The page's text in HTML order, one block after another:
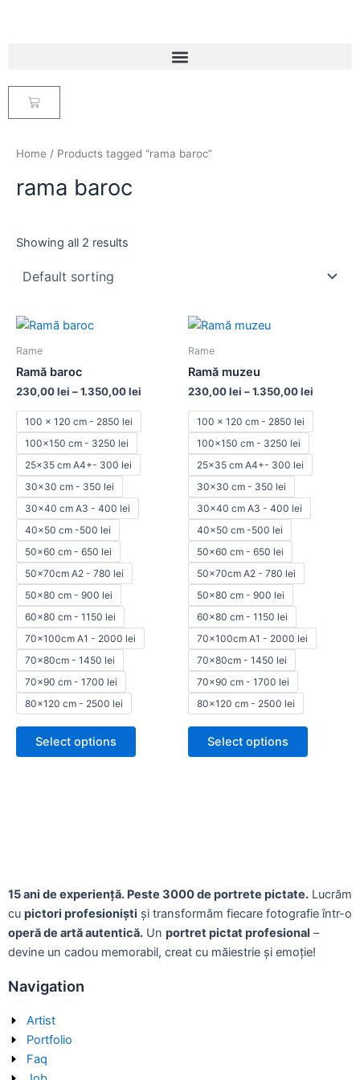
Cart
Home / Products tagged “rama baroc”
rama baroc
Showing all 2 results
Rame
Ramă baroc
230,00lei –1.350,00lei
100 x 120 cm - 2850 lei
100x150 cm - 3250 lei
25x35 cm A4+- 300 lei
30x30 cm - 350 lei
30x40 cm A3 - 400 lei
40x50 cm -500 lei
50x60 cm - 650 lei
50x70cm A2 - 780 lei
50x80 cm - 900 lei
60x80 cm - 1150 lei
70x100cm A1 - 2000 lei
70x80cm - 1450 lei
70x90 cm - 1700 lei
80x120 cm - 2500 lei
Select options
may
be
chosen
on
Rame
Ramă muzeu
230,00lei –1.350,00lei
100 x 120 cm - 2850 lei
100x150 cm - 3250 lei
25x35 cm A4+- 300 lei
30x30 cm - 350 lei
30x40 cm A3 - 400 lei
40x50 cm -500 lei
50x60 cm - 650 lei
50x70cm A2 - 780 lei
50x80 cm - 900 lei
60x80 cm - 1150 lei
70x100cm A1 - 2000 lei
70x80cm - 1450 lei
70x90 cm - 1700 lei
80x120 cm - 2500 lei
Select options
may
be
chosen
on
15 ani de experiență. Peste 3000 de portrete pictate. Lucrăm
cu pictori profesioniști și transformăm fiecare fotografie într-o
operă de artă autentică. Un portret pictat profesional –
devine un cadou memorabil, creat cu măiestrie și emoție!
Navigation
Artist
Portfolio
Faq